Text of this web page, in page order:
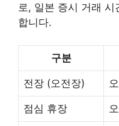
로, 일본 증시 거래
합니다.
구분
전장 (오전장)
점심 휴장